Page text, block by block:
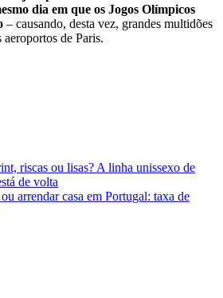
dia em que os Jogos Olímpicos
– causando, desta vez, grandes multidões
aeroportos de Paris.
riscas ou lisas? A linha unissexo de
de volta
arrendar casa em Portugal: taxa de